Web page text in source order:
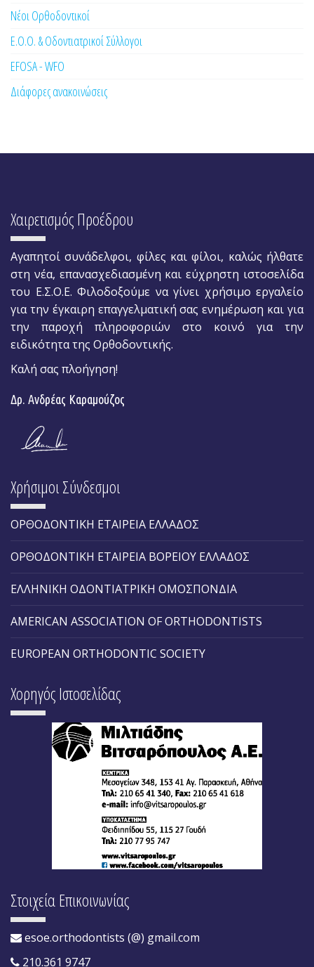
Νέοι Ορθοδοντικοί
Ε.Ο.Ο. & Οδοντιατρικοί Σύλλογοι
EFOSA - WFO
Διάφορες ανακοινώσεις
Χαιρετισμός Προέδρου
Αγαπητοί συνάδελφοι, φίλες και φίλοι, καλώς ήλθατε
στη νέα, επανασχεδιασμένη και εύχρηστη ιστοσελίδα
του Ε.Σ.Ο.Ε. Φιλοδοξούμε να γίνει χρήσιμο εργαλείο
για την έγκαιρη επαγγελματική σας ενημέρωση και για
την παροχή πληροφοριών στο κοινό για την
ειδικότητα της Ορθοδοντικής.
Καλή σας πλοήγηση!
Δρ. Ανδρέας Καραμούζος
Χρήσιμοι Σύνδεσμοι
ΟΡΘΟΔΟΝΤΙΚΗ ΕΤΑΙΡΕΙΑ ΕΛΛΑΔΟΣ
ΟΡΘΟΔΟΝΤΙΚΗ ΕΤΑΙΡΕΙΑ ΒΟΡΕΙΟΥ ΕΛΛΑΔΟΣ
ΕΛΛΗΝΙΚΗ ΟΔΟΝΤΙΑΤΡΙΚΗ ΟΜΟΣΠΟΝΔΙΑ
AMERICAN ASSOCIATION OF ORTHODONTISTS
EUROPEAN ORTHODONTIC SOCIETY
Χορηγός Ιστοσελίδας
Στοιχεία Επικοινωνίας
esoe.orthodontists (@) gmail.com
210.361 9747